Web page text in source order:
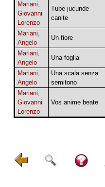
Mariani,
Giovanni
Lorenzo
Tube jucunde
canite
Mariani,
Angelo
Un fiore
Mariani,
Angelo
Una foglia
Mariani,
Angelo
Una scala senza
semitono
Mariani,
Giovanni
Lorenzo
Vos anime beate